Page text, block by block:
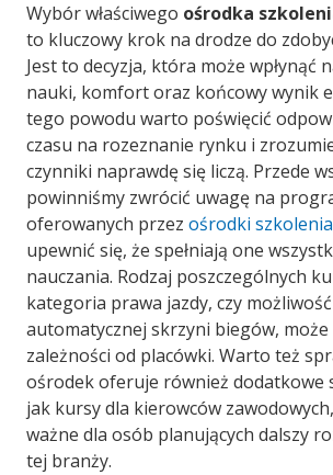
Wybór właściwego ośrodka
to kluczowy krok na drodze do
Jest to decyzja, która może wpłynąć
nauki, komfort oraz końcowy wynik
tego powodu warto poświęcić
czasu na rozeznanie rynku i
czynniki naprawdę się liczą. Przede
powinniśmy zwrócić uwagę na
oferowanych przez ośrodki
upewnić się, że spełniają one
nauczania. Rodzaj poszczególnych
kategoria prawa jazdy, czy
automatycznej skrzyni biegów,
zależności od placówki. Warto też
ośrodek oferuje również dodatkowe
jak kursy dla kierowców
ważne dla osób planujących dalszy
tej branży.